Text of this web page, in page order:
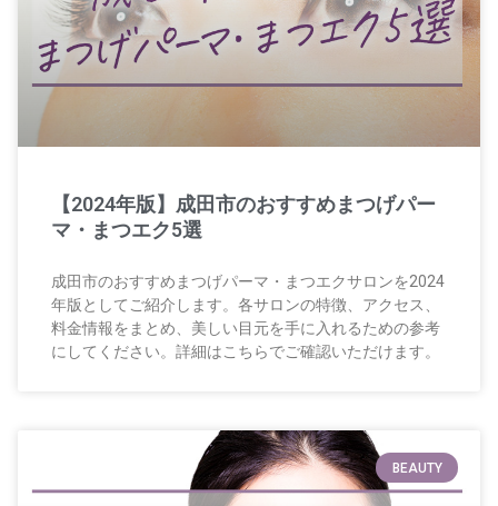
【2024年版】成田市のおすすめまつげパー
マ・まつエク5選
成田市のおすすめまつげパーマ・まつエクサロンを2024
年版としてご紹介します。各サロンの特徴、アクセス、
料金情報をまとめ、美しい目元を手に入れるための参考
にしてください。詳細はこちらでご確認いただけます。
BEAUTY